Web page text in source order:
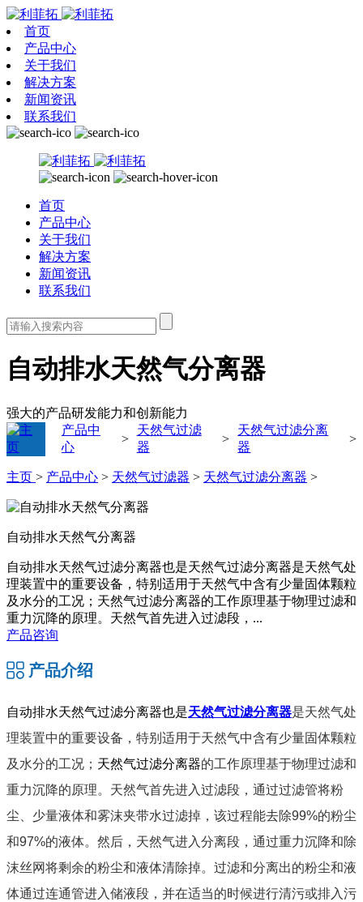
首页
产品中心
关于我们
解决方案
新闻资讯
联系我们
首页
产品中心
关于我们
解决方案
新闻资讯
联系我们
自动排水天然气分离器
强大的产品研发能力和创新能力
产品中
心
>
天然气过滤
器
>
天然气过滤分离
器
>
主页 > 产品中心 > 天然气过滤器 > 天然气过滤分离器 >
自动排水天然气分离器
自动排水天然气过滤分离器也是天然气过滤分离器是天然气处
理装置中的重要设备，特别适用于天然气中含有少量固体颗粒
及水分的工况；天然气过滤分离器的工作原理基于物理过滤和
重力沉降的原理。天然气首先进入过滤段，...
产品咨询
产品介绍
自动排水天然气过滤分离器也是天然气过滤分离器是天然气处
理装置中的重要设备，特别适用于天然气中含有少量固体颗粒
及水分的工况； 天然气过滤分离器的工作原理基于物理过滤和
重力沉降的原理。天然气首先进入过滤段，通过过滤管将粉
尘、少量液体和雾沫夹带水过滤掉，该过程能去除99%的粉尘
和97%的液体。然后，天然气进入分离段，通过重力沉降和除
沫丝网将剩余的粉尘和液体清除掉。过滤和分离出的粉尘和液
体通过连通管进入储液段，并在适当的时候进行清污或排入污